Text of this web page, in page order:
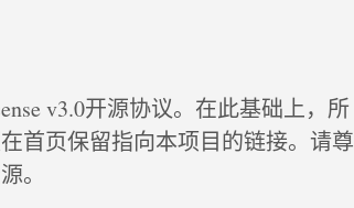
v3.0开源协议。在此基础上，所
首页保留指向本项目的链接。请尊
。